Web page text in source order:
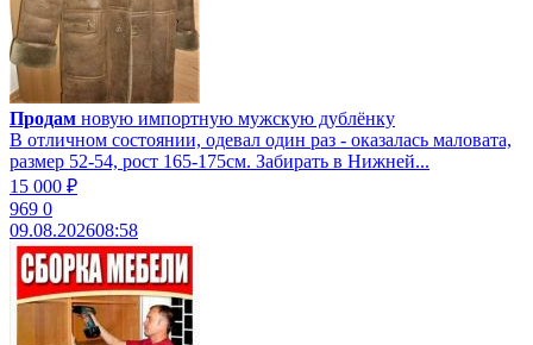
Продам новую импортную мужскую дублёнку
В отличном состоянии, одевал один раз - оказалась маловата,
размер 52-54, рост 165-175см. Забирать в Нижней...
15 000 ₽
969 0
09.08.202608:58